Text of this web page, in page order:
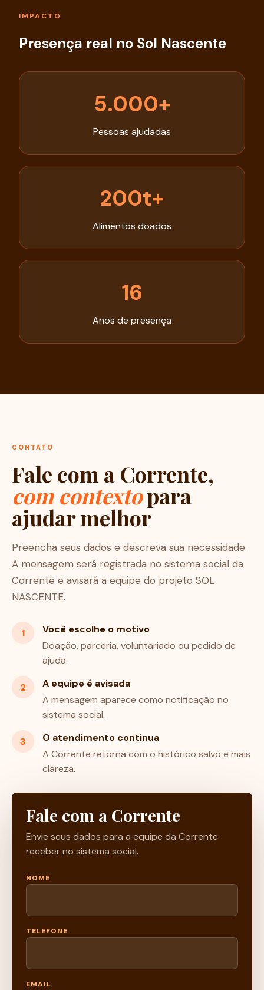
IMPACTO
Presença real no Sol Nascente
5.000+
Pessoas ajudadas
200t+
Alimentos doados
16
Anos de presença
CONTATO
Fale com a Corrente,
com contextopara
ajudar melhor
Preencha seus dados e descreva sua necessidade.
A mensagem será registrada no sistema social da
Corrente e avisará a equipe do projeto SOL
NASCENTE.
1
Você escolhe o motivo
Doação, parceria, voluntariado ou pedido de
ajuda.
2
A equipe é avisada
A mensagem aparece como notificação no
sistema social.
3
O atendimento continua
A Corrente retorna com o histórico salvo e mais
clareza.
Fale com a Corrente
Envie seus dados para a equipe da Corrente
receber no sistema social.
NOME
TELEFONE
EMAIL